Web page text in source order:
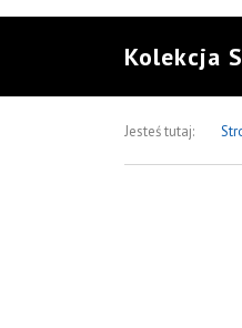
Kolekcja
Jesteś tutaj: